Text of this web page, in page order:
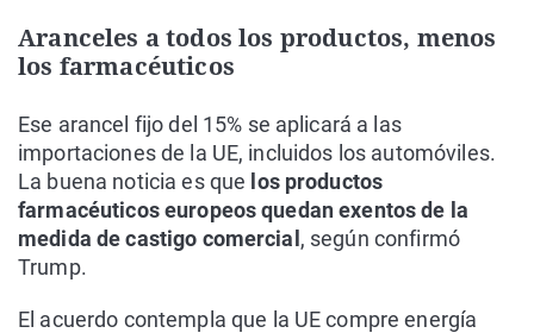
Aranceles a todos los productos, menos
los farmacéuticos
Ese arancel fijo del 15% se aplicará a las
importaciones de la UE, incluidos los automóviles.
La buena noticia es que los productos
farmacéuticos europeos quedan exentos de la
medida de castigo comercial , según confirmó
Trump.
El acuerdo contempla que la UE compre energía